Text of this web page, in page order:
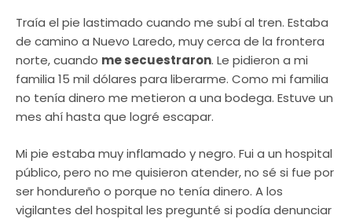
Traía el pie lastimado cuando me subí al tren. Estaba
de camino a Nuevo Laredo, muy cerca de la frontera
norte, cuando me secuestraron. Le pidieron a mi
familia 15 mil dólares para liberarme. Como mi familia
no tenía dinero me metieron a una bodega. Estuve un
mes ahí hasta que logré escapar.
Mi pie estaba muy inflamado y negro. Fui a un hospital
público, pero no me quisieron atender, no sé si fue por
ser hondureño o porque no tenía dinero. A los
vigilantes del hospital les pregunté si podía denunciar